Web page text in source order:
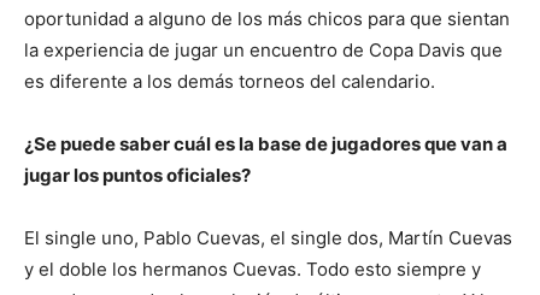
oportunidad a alguno de los más chicos para que sientan
la experiencia de jugar un encuentro de Copa Davis que
es diferente a los demás torneos del calendario.
¿Se puede saber cuál es la base de jugadores que van a
jugar los puntos oficiales?
El single uno, Pablo Cuevas, el single dos, Martín Cuevas
y el doble los hermanos Cuevas. Todo esto siempre y